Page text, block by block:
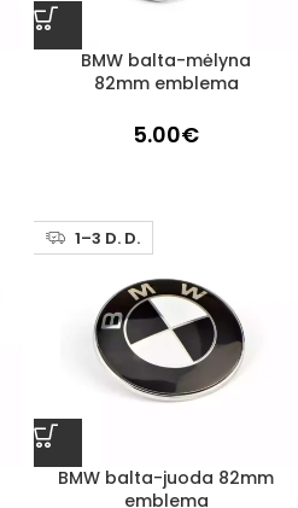
BMW balta-mėlyna
82mm emblema
5.00€
1–3 D. D.
BMW balta-juoda 82mm
emblema